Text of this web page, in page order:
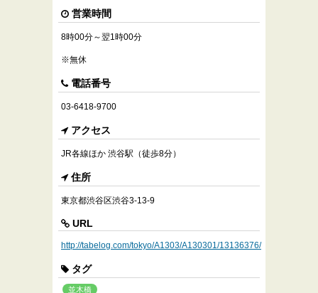
営業時間
8時00分～翌1時00分
※無休
電話番号
03-6418-9700
アクセス
JR各線ほか 渋谷駅（徒歩8分）
住所
東京都渋谷区渋谷3-13-9
URL
http://tabelog.com/tokyo/A1303/A130301/13136376/
タグ
並木橋